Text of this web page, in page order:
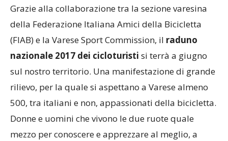
Grazie alla collaborazione tra la sezione varesina
della Federazione Italiana Amici della Bicicletta
(FIAB) e la Varese Sport Commission, il raduno
nazionale 2017 dei cicloturisti si terrà a giugno
sul nostro territorio. Una manifestazione di grande
rilievo, per la quale si aspettano a Varese almeno
500, tra italiani e non, appassionati della bicicletta.
Donne e uomini che vivono le due ruote quale
mezzo per conoscere e apprezzare al meglio, a